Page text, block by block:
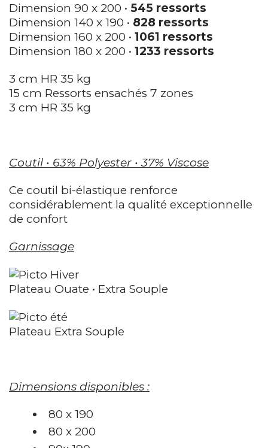
Dimension 90 x 200 • 545 ressorts
Dimension 140 x 190 • 828 ressorts
Dimension 160 x 200 • 1061 ressorts
Dimension 180 x 200 • 1233 ressorts
3 cm HR 35 kg
15 cm Ressorts ensachés 7 zones
3 cm HR 35 kg
Coutil • 63% Polyester • 37% Viscose
Ce coutil bi-élastique renforce
considérablement la qualité exceptionnelle
de confort
Garnissage
Plateau Ouate • Extra Souple
Plateau Extra Souple
Dimensions disponibles :
80 x 190
80 x 200